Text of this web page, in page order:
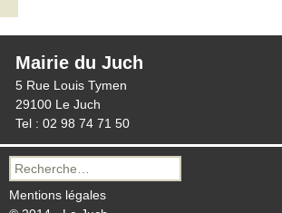
Mairie du Juch
5 Rue Louis Tymen
29100 Le Juch
Tel : 02 98 74 71 50
Recherche
pour :
Mentions légales